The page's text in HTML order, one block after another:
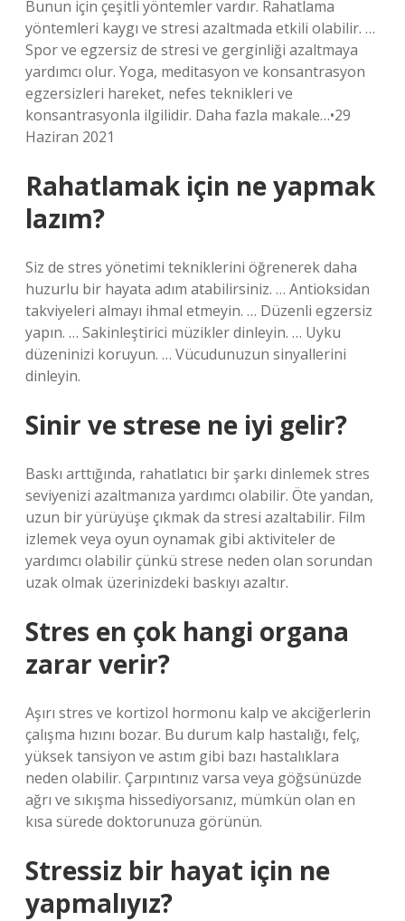
Bunun için çeşitli yöntemler vardır. Rahatlama
yöntemleri kaygı ve stresi azaltmada etkili olabilir. …
Spor ve egzersiz de stresi ve gerginliği azaltmaya
yardımcı olur. Yoga, meditasyon ve konsantrasyon
egzersizleri hareket, nefes teknikleri ve
konsantrasyonla ilgilidir. Daha fazla makale…•29
Haziran 2021
Rahatlamak için ne yapmak
lazım?
Siz de stres yönetimi tekniklerini öğrenerek daha
huzurlu bir hayata adım atabilirsiniz. … Antioksidan
takviyeleri almayı ihmal etmeyin. … Düzenli egzersiz
yapın. … Sakinleştirici müzikler dinleyin. … Uyku
düzeninizi koruyun. … Vücudunuzun sinyallerini
dinleyin.
Sinir ve strese ne iyi gelir?
Baskı arttığında, rahatlatıcı bir şarkı dinlemek stres
seviyenizi azaltmanıza yardımcı olabilir. Öte yandan,
uzun bir yürüyüşe çıkmak da stresi azaltabilir. Film
izlemek veya oyun oynamak gibi aktiviteler de
yardımcı olabilir çünkü strese neden olan sorundan
uzak olmak üzerinizdeki baskıyı azaltır.
Stres en çok hangi organa
zarar verir?
Aşırı stres ve kortizol hormonu kalp ve akciğerlerin
çalışma hızını bozar. Bu durum kalp hastalığı, felç,
yüksek tansiyon ve astım gibi bazı hastalıklara
neden olabilir. Çarpıntınız varsa veya göğsünüzde
ağrı ve sıkışma hissediyorsanız, mümkün olan en
kısa sürede doktorunuza görünün.
Stressiz bir hayat için ne
yapmalıyız?